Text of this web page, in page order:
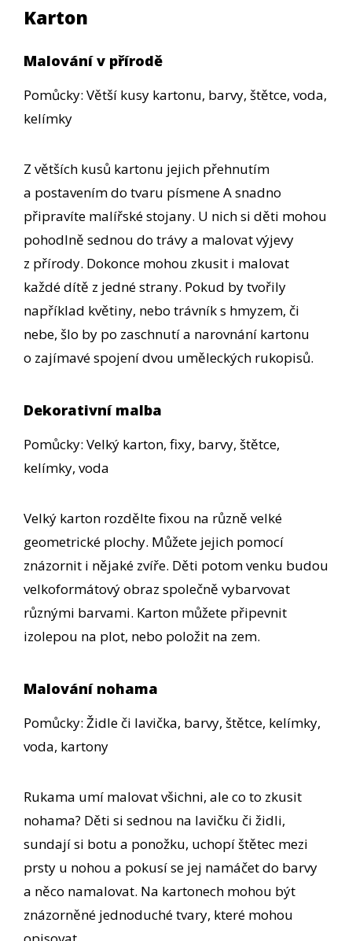
Karton
Malování v přírodě
Pomůcky: Větší kusy kartonu, barvy, štětce, voda,
kelímky
Z větších kusů kartonu jejich přehnutím
a postavením do tvaru písmene A snadno
připravíte malířské stojany. U nich si děti mohou
pohodlně sednou do trávy a malovat výjevy
z přírody. Dokonce mohou zkusit i malovat
každé dítě z jedné strany. Pokud by tvořily
například květiny, nebo trávník s hmyzem, či
nebe, šlo by po zaschnutí a narovnání kartonu
o zajímavé spojení dvou uměleckých rukopisů.
Dekorativní malba
Pomůcky: Velký karton, fixy, barvy, štětce,
kelímky, voda
Velký karton rozdělte fixou na různě velké
geometrické plochy. Můžete jejich pomocí
znázornit i nějaké zvíře. Děti potom venku budou
velkoformátový obraz společně vybarvovat
různými barvami. Karton můžete připevnit
izolepou na plot, nebo položit na zem.
Malování nohama
Pomůcky: Židle či lavička, barvy, štětce, kelímky,
voda, kartony
Rukama umí malovat všichni, ale co to zkusit
nohama? Děti si sednou na lavičku či židli,
sundají si botu a ponožku, uchopí štětec mezi
prsty u nohou a pokusí se jej namáčet do barvy
a něco namalovat. Na kartonech mohou být
znázorněné jednoduché tvary, které mohou